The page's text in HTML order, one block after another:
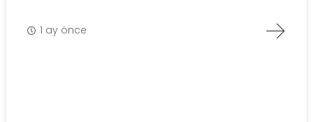
1 ay önce